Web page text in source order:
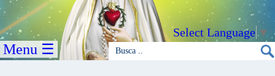
Select Language ▼
Menu ☰